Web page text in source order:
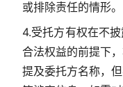
或排除责任的情形。
4.受托方有权在不
合法权益的前提下
提及委托方名称，